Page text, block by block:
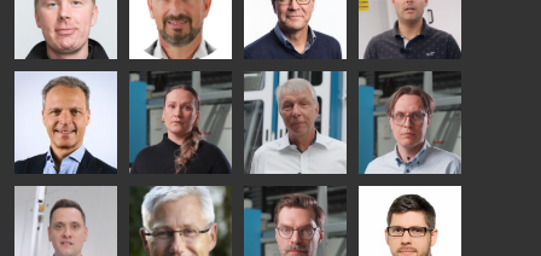
GLASTON GLASTON
Mikko
Rantala
Bertrand
Cazes
Simo
Salminen
GLASTON
FINLAND OY
Flavio
Martinho
Peter
Nischwitz
GLASTON
Alessa
Koskinen
Ralf
Wolter
Antti
Lehtokannas